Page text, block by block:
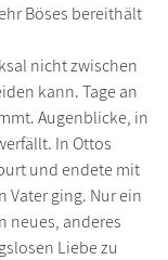
Böses bereithält
nicht zwischen
kann. Tage an
Augenblicke, in
In Ottos
und endete mit
Vater ging. Nur ein
neues, anderes
Liebe zu